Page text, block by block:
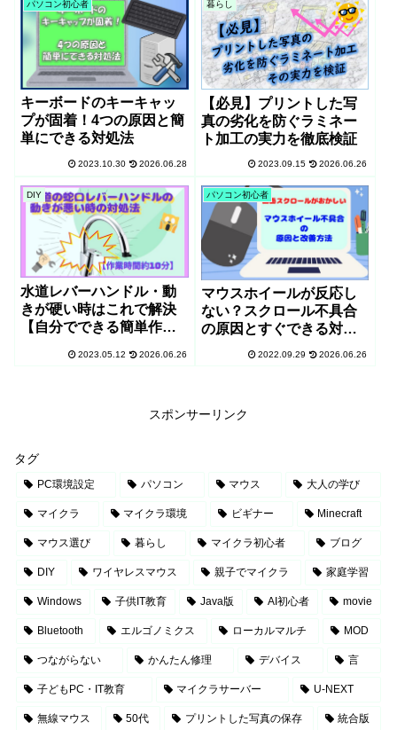
パソコン初心者
キーボードのキーキャッ
プが固着！4つの原因と簡
単にできる対処法
2023.10.30 2026.06.28
暮らし
【必見】プリントした写
真の劣化を防ぐラミネー
ト加工の実力を徹底検証
2023.09.15 2026.06.26
DIY
水道レバーハンドル・動
きが硬い時はこれで解決
【自分でできる簡単作
2023.05.12 2026.06.26
パソコン初心者
マウスホイールが反応し
ない？スクロール不具合
の原因とすぐできる対処
2022.09.29 2026.06.26
スポンサーリンク
タグ
PC環境設定 パソコン マウス 大人の学び
マイクラ マイクラ環境 ビギナー Minecraft
マウス選び 暮らし マイクラ初心者 ブログ
DIY ワイヤレスマウス 親子でマイクラ 家庭学習
Windows 子供IT教育 Java版 AI初心者 movie
Bluetooth エルゴノミクス ローカルマルチ MOD
つながらない かんたん修理 デバイス 言
子どもPC・IT教育 マイクラサーバー U-NEXT
無線マウス 50代 プリントした写真の保存 統合版